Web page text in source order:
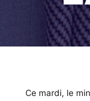
Ce mardi, le